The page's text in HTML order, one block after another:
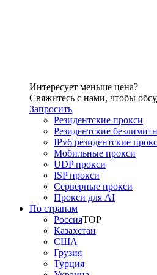
Интересует меньше цена?
Свяжитесь с нами, чтобы
Запросить
Резидентские прокси
Резидентские
IPv6 резидентские
Мобильные прокси
UDP прокси
ISP прокси
Серверные прокси
Прокси для AI
По странам
РоссияTOP
Казахстан
США
Грузия
Турция